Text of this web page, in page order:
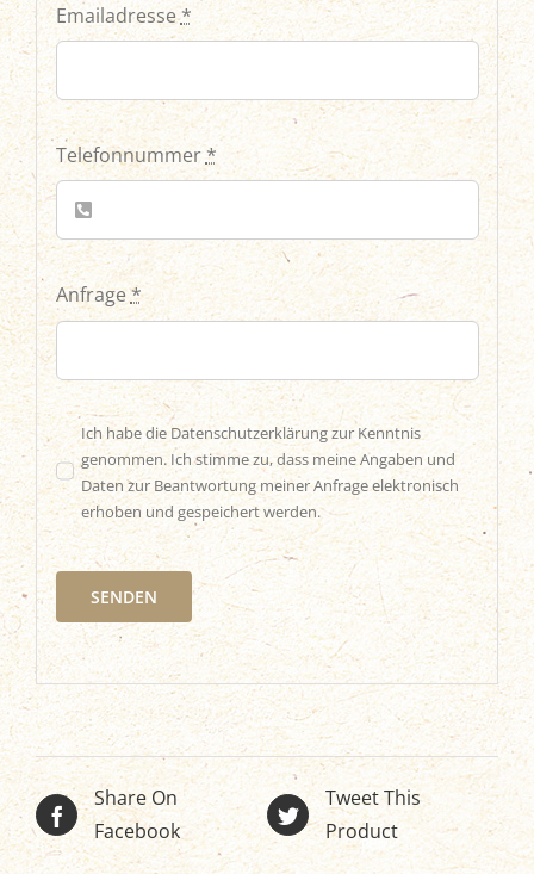
Emailadresse*
Telefonnummer*
Anfrage*
Ich habe die Datenschutzerklärung zur Kenntnis
genommen. Ich stimme zu, dass meine Angaben und
Daten zur Beantwortung meiner Anfrage elektronisch
erhoben und gespeichert werden.
SENDEN
Share On
Facebook
Tweet This
Product